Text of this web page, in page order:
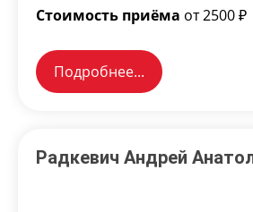
Стоимость приёма от 2500 ₽
Подробнее...
Радкевич Андрей